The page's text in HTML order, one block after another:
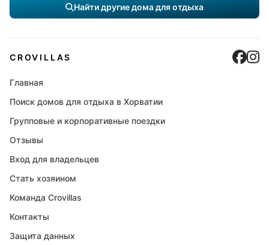
Найти другие дома для отдыха
CROVILLAS
Главная
Поиск домов для отдыха в Хорватии
Групповые и корпоративные поездки
Отзывы
Вход для владельцев
Стать хозяином
Команда Crovillas
Контакты
Защита данных